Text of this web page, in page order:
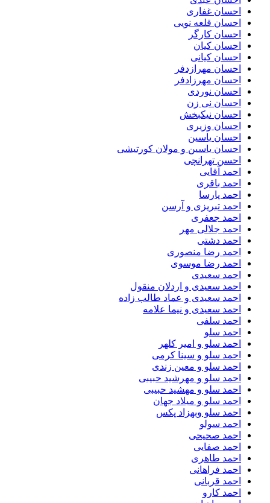
احسان غفاری
احسان قلعه نویی
احسان کارگر
احسان کیان
احسان کیانی
احسان مهرازدفر
احسان مهرزادفر
احسان نوردی
احسان نی زن
احسان نیکبخش
احسان وزیری
احسان یاسین
احسان یاسین و مولان کورتیشی
احسن تهرانچی
احمد آقایی
احمد باقری
احمد پارسا
احمد تبریزی و آرسن
احمد جعفری
احمد جلالی مهر
احمد دشتی
احمد رضا منصوری
احمد رضا موسوی
احمد سعیدی
احمد سعیدی و اردلان منقول
احمد سعیدی و عماد طالب زاده
احمد سعیدی و نیما علامه
احمد سلفی
احمد سلو
احمد سلو و امیر کلهر
احمد سلو و سینا کرمی
احمد سلو و معین زندی
احمد سلو و مهرشید حبیبی
احمد سلو و مهشید حبیبی
احمد سلو و میلاد جهان
احمد سلو وبهزاد پکس
احمد سولو
احمد صحیحی
احمد صفایی
احمد طاهری
احمد فراهانی
احمد قربانی
احمد کارو